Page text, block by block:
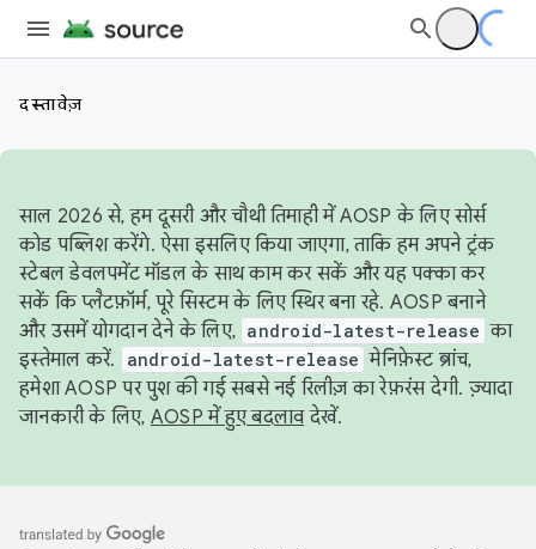
दस्तावेज़
साल 2026 से, हम दूसरी और चौथी तिमाही में AOSP के लिए सोर्स
कोड पब्लिश करेंगे. ऐसा इसलिए किया जाएगा, ताकि हम अपने ट्रंक
स्टेबल डेवलपमेंट मॉडल के साथ काम कर सकें और यह पक्का कर
सकें कि प्लैटफ़ॉर्म, पूरे सिस्टम के लिए स्थिर बना रहे. AOSP बनाने
और उसमें योगदान देने के लिए, android-latest-release का
इस्तेमाल करें.
android-latest-release मेनिफ़ेस्ट ब्रांच,
हमेशा AOSP पर पुश की गई सबसे नई रिलीज़ का रेफ़रंस देगी. ज़्यादा
जानकारी के लिए, AOSP में हुए बदलावदेखें.